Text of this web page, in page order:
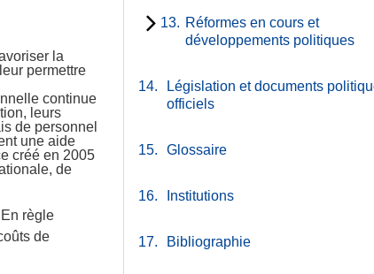
la
permettre
continue
leurs
de personnel
une aide
créé en 2005
de
règle
de
13. Réformes en cours et
développements politiques
14.
Législation et documents
officiels
15. Glossaire
16. Institutions
17. Bibliographie